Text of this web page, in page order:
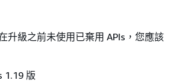
升級之前未使用已棄用 APIs，您應該
1.19 版